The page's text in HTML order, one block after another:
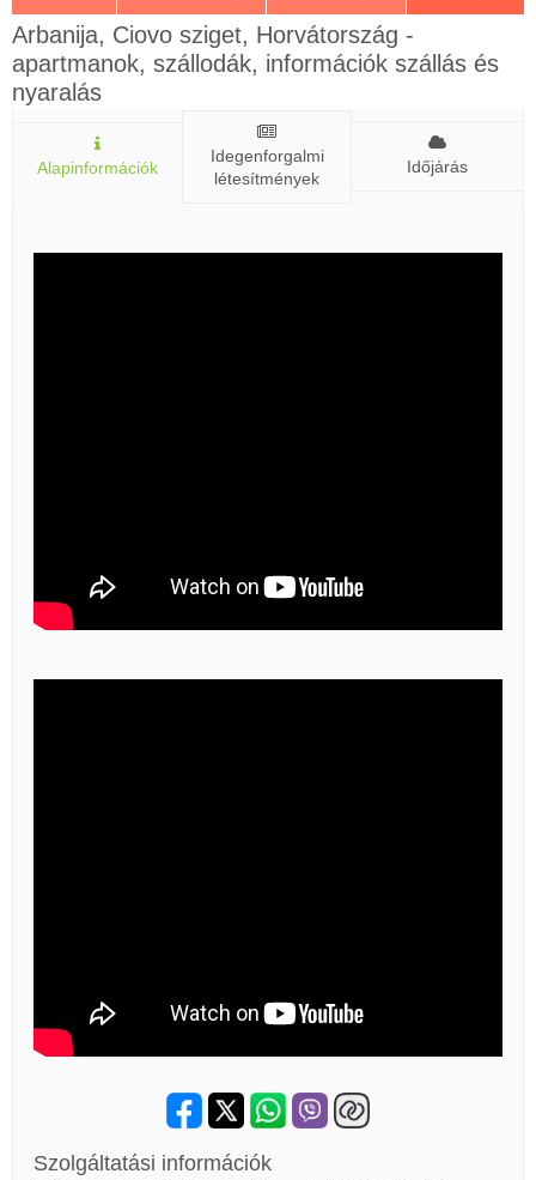
Arbanija, Ciovo sziget, Horvátország -
apartmanok, szállodák, információk szállás és
nyaralás
Alapinformációk
Idegenforgalmi
létesítmények
Időjárás
Szolgáltatási információk